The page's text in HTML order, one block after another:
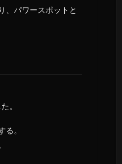
、パワースポットと
。
。